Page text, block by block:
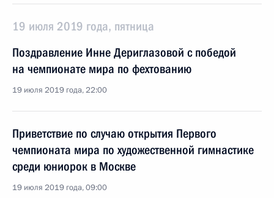
19 июля 2019 года, пятница
Поздравление Инне Дериглазовой с победой
на чемпионате мира по фехтованию
19 июля 2019 года, 22:00
Приветствие по случаю открытия Первого
чемпионата мира по художественной гимнастике
среди юниорок в Москве
19 июля 2019 года, 09:00